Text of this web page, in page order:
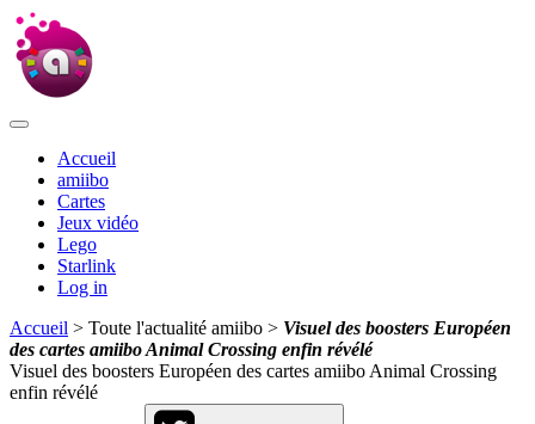
Accueil
amiibo
Cartes
Jeux vidéo
Lego
Starlink
Log in
Accueil > Toute l'actualité amiibo > Visuel des boosters Européen
des cartes amiibo Animal Crossing enfin révélé
Visuel des boosters Européen des cartes amiibo Animal Crossing
enfin révélé